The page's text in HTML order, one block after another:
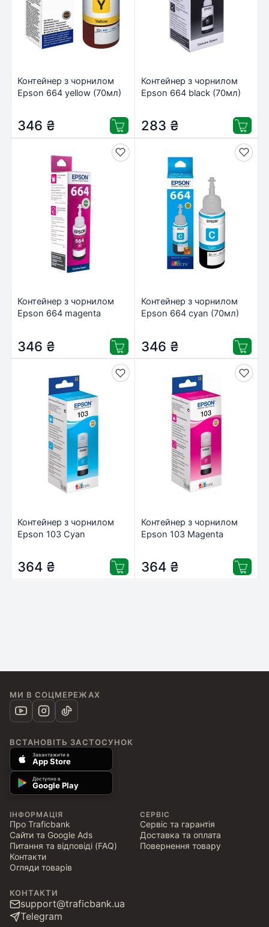
Контейнер з чорнилом
Epson 664 yellow (70мл)
346 ₴
Контейнер з чорнилом
Epson 664 black (70мл)
283 ₴
Контейнер з чорнилом
Epson 664 magenta
346 ₴
Контейнер з чорнилом
Epson 664 cyan (70мл)
346 ₴
Контейнер з чорнилом
Epson 103 Cyan
364 ₴
Контейнер з чорнилом
Epson 103 Magenta
364 ₴
МИ В СОЦМЕРЕЖАХ
ВСТАНОВІТЬ ЗАСТОСУНОК
Завантажити в
App Store
Доступно в
Google Play
ІНФОРМАЦІЯ
Про Traficbank
Сайти та Google Ads
Питання та відповіді (FAQ)
Контакти
Огляди товарів
СЕРВІС
Сервіс та гарантія
Доставка та оплата
Повернення товару
КОНТАКТИ
support@traficbank.ua
Telegram